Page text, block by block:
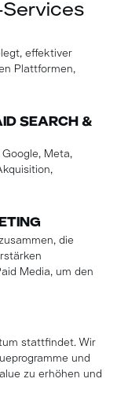
effektiver
Plattformen,
SEARCH &
Meta,
die
Media, um den
stattfindet. Wir
und
zu erhöhen und